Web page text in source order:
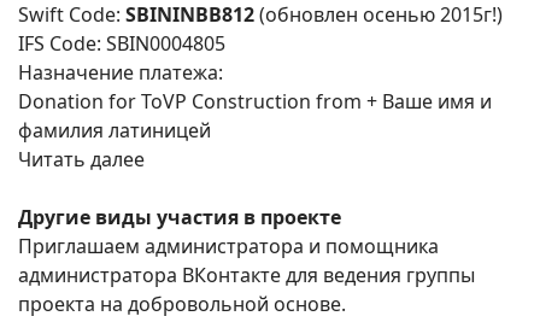
Swift Code: SBININBB812(обновлен осенью 2015г!)
IFS Code: SBIN0004805
Назначение платежа:
Donation for ToVP Construction from + Ваше имя и
фамилия латиницей
Читать далее
Другие виды участия в проекте
Приглашаем администратора и помощника
администратора ВКонтакте для ведения группы
проекта на добровольной основе.